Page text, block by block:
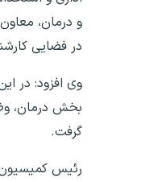
و درمان،
در فضایی
وی افزود: در
بخش درمان،
گرفت.
رئیس